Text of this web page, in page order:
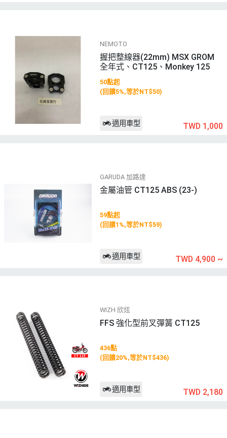
NEMOTO
握把整線器(22mm) MSX GROM
全年式、CT125、Monkey 125
50點起
(回饋5%,等於NT$50)
適用車型 TWD 1,000
GARUDA 加路達
金屬油管 CT125 ABS (23-)
59點起
(回饋1%,等於NT$59)
適用車型 TWD 4,900 ~
WIZH 欣炫
FFS 強化型前叉彈簧 CT125
436點
(回饋20%,等於NT$436)
適用車型 TWD 2,180